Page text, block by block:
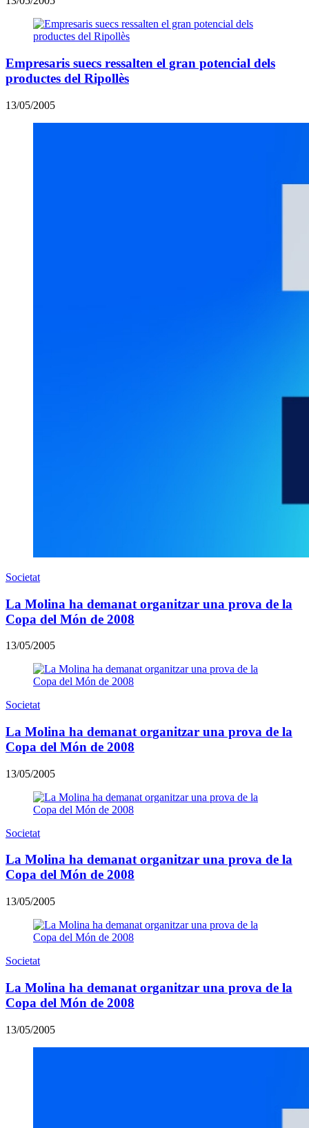
Empresaris suecs ressalten el gran potencial dels
productes del Ripollès
13/05/2005
Societat
La Molina ha demanat organitzar una prova de la
Copa del Món de 2008
13/05/2005
Societat
La Molina ha demanat organitzar una prova de la
Copa del Món de 2008
13/05/2005
Societat
La Molina ha demanat organitzar una prova de la
Copa del Món de 2008
13/05/2005
Societat
La Molina ha demanat organitzar una prova de la
Copa del Món de 2008
13/05/2005